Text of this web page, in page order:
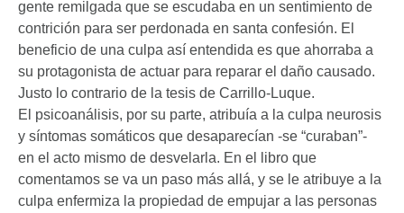
gente remilgada que se escudaba en un sentimiento de
contrición para ser perdonada en santa confesión. El
beneficio de una culpa así entendida es que ahorraba a
su protagonista de actuar para reparar el daño causado.
Justo lo contrario de la tesis de Carrillo-Luque.
El psicoanálisis, por su parte, atribuía a la culpa neurosis
y síntomas somáticos que desaparecían -se “curaban”-
en el acto mismo de desvelarla. En el libro que
comentamos se va un paso más allá, y se le atribuye a la
culpa enfermiza la propiedad de empujar a las personas